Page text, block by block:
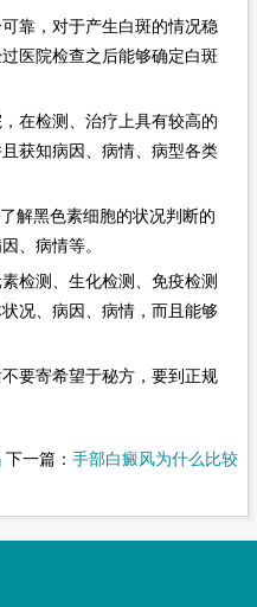
，对于产生白斑的情况稳
医院检查之后能够确定白斑
检测、治疗上具有较高的
获知病因、病情、病型各类
黑色素细胞的状况判断的
、病情等。
测、生化检测、免疫检测
况、病因、病情，而且能够
寄希望于秘方，要到正规
下一篇： 手部白癜风为什么比较